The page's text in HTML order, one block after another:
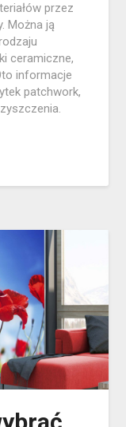
przez
Można ją
ceramiczne,
informacje
patchwork,